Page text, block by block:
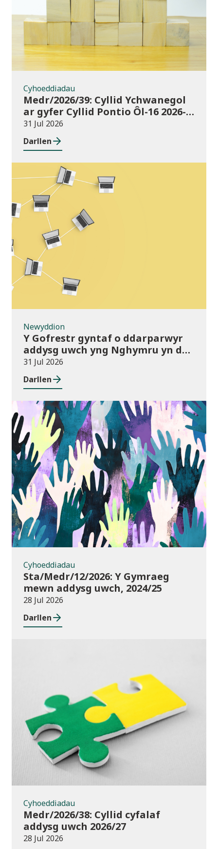
Cyhoeddiadau
Medr/2026/39: Cyllid Ychwanegol
ar gyfer Cyllid Pontio Ôl-16 2026-
27
31 Jul 2026
Darllen
Newyddion
Newyddion
Y Gofrestr gyntaf o ddarparwyr
addysg uwch yng Nghymru yn dod
i rym
31 Jul 2026
Darllen
Cyhoeddiadau
Cyhoeddiadau
Sta/Medr/12/2026: Y Gymraeg
mewn addysg uwch, 2024/25
28 Jul 2026
Darllen
Cyhoeddiadau
Cyhoeddiadau
Medr/2026/38: Cyllid cyfalaf
addysg uwch 2026/27
28 Jul 2026